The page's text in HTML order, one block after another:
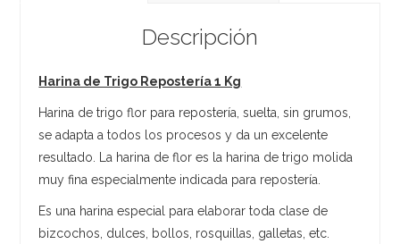
Descripción
Harina de Trigo Repostería 1 Kg
Harina de trigo flor para repostería, suelta, sin grumos,
se adapta a todos los procesos y da un excelente
resultado. La harina de flor es la harina de trigo molida
muy fina especialmente indicada para repostería.
Es una harina especial para elaborar toda clase de
bizcochos, dulces, bollos, rosquillas, galletas, etc.